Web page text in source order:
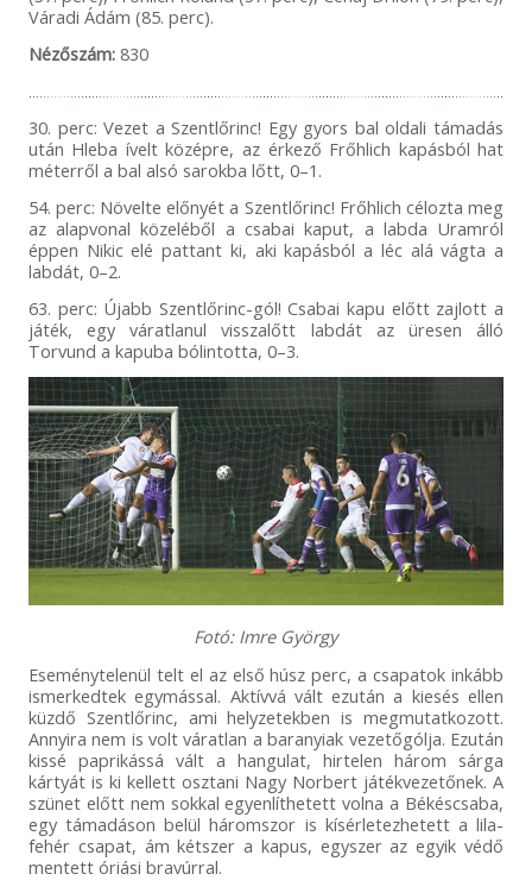
Váradi Ádám (85. perc).
Nézőszám:830
30. perc: Vezet a Szentlőrinc! Egy gyors bal oldali támadás
után Hleba ívelt középre, az érkező Frőhlich kapásból hat
méterről a bal alsó sarokba lőtt, 0–1.
54. perc: Növelte előnyét a Szentlőrinc! Frőhlich célozta meg
az alapvonal közeléből a csabai kaput, a labda Uramról
éppen Nikic elé pattant ki, aki kapásból a léc alá vágta a
labdát, 0–2.
63. perc: Újabb Szentlőrinc-gól! Csabai kapu előtt zajlott a
játék, egy váratlanul visszalőtt labdát az üresen álló
Torvund a kapuba bólintotta, 0–3.
Fotó: Imre György
Eseménytelenül telt el az első húsz perc, a csapatok inkább
ismerkedtek egymással. Aktívvá vált ezután a kiesés ellen
küzdő Szentlőrinc, ami helyzetekben is megmutatkozott.
Annyira nem is volt váratlan a baranyiak vezetőgólja. Ezután
kissé paprikássá vált a hangulat, hirtelen három sárga
kártyát is ki kellett osztani Nagy Norbert játékvezetőnek. A
szünet előtt nem sokkal egyenlíthetett volna a Békéscsaba,
egy támadáson belül háromszor is kísérletezhetett a lila-
fehér csapat, ám kétszer a kapus, egyszer az egyik védő
mentett óriási bravúrral.